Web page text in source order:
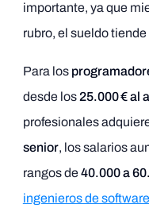
importante, ya que
rubro, el sueldo
Para los
desde los 25.000 € al
profesionales
senior, los salarios
rangos de40.000 a
ingenieros de software